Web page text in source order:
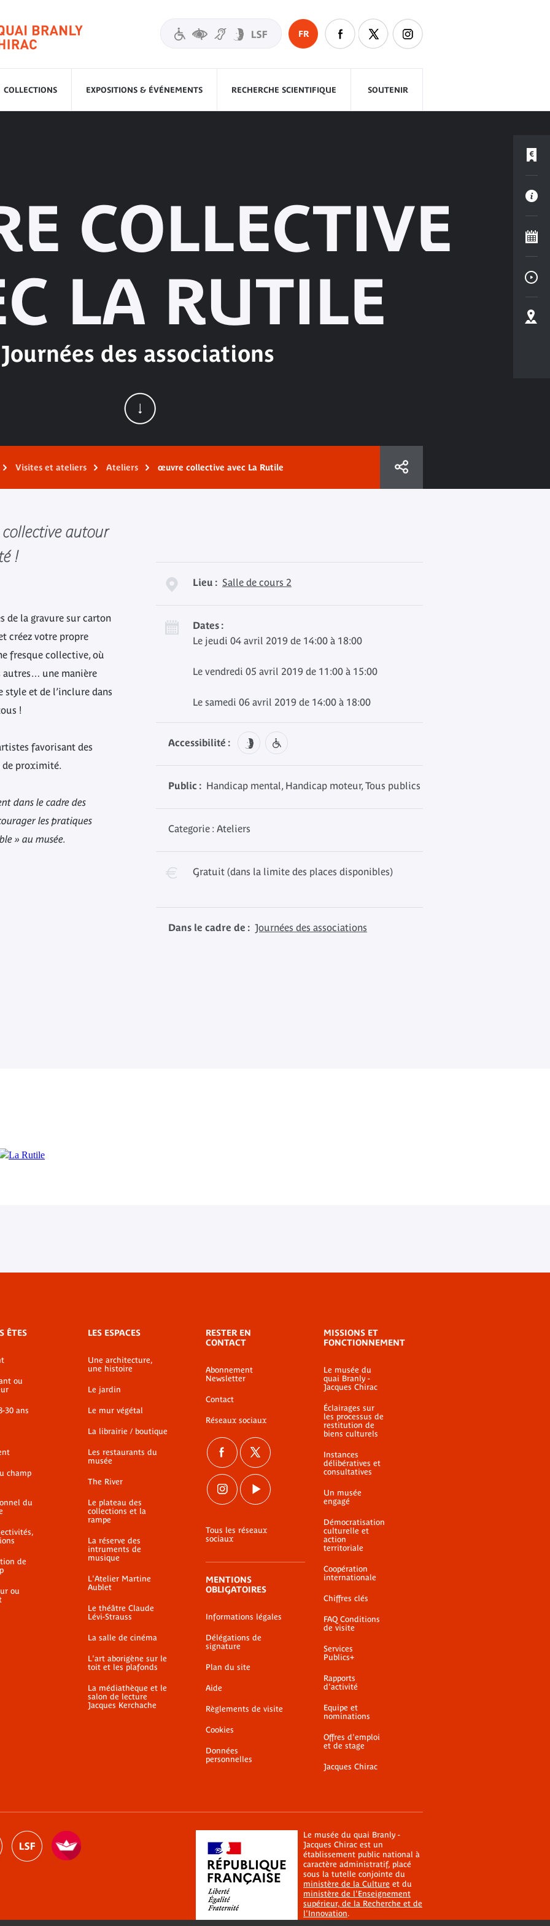
FR
COLLECTIONS EXPOSITIONS & ÉVÉNEMENTS RECHERCHE SCIENTIFIQUE SOUTENIR
COLLECTIVE
LA RUTILE
Journées des associations
Visites et ateliers Ateliers œuvre collective avec La Rutile
autour
!
de la gravure sur carton
créez votre propre
fresque collective, où
autres… une manière
style et de l’inclure dans
!
favorisant des
proximité.
dans le cadre des
les pratiques
» au musée.
Lieu : Salle de cours 2
Dates :
Le jeudi 04 avril 2019 de 14:00 à 18:00
Le vendredi 05 avril 2019 de 11:00 à 15:00
Le samedi 06 avril 2019 de 14:00 à 18:00
Accessibilité :
Public : Handicap mental, Handicap moteur, Tous publics
Categorie : Ateliers
Gratuit (dans la limite des places disponibles)
Dans le cadre de : Journées des associations
ÊTES
ou
30 ans
champ
du
de
ou
LES ESPACES
Une architecture,
une histoire
Le jardin
Le mur végétal
La librairie / boutique
Les restaurants du
musée
The River
Le plateau des
collections et la
rampe
La réserve des
intruments de
musique
L'Atelier Martine
Aublet
Le théâtre Claude
Lévi-Strauss
La salle de cinéma
L'art aborigène sur le
toit et les plafonds
La médiathèque et le
salon de lecture
Jacques Kerchache
RESTER EN
CONTACT
Abonnement
Newsletter
Contact
Réseaux sociaux
Tous les réseaux
sociaux
MENTIONS
OBLIGATOIRES
Informations légales
Délégations de
signature
Plan du site
Aide
Règlements de visite
Cookies
Données
personnelles
MISSIONS ET
FONCTIONNEMENT
Le musée du
quai Branly -
Jacques Chirac
Éclairages sur
les processus de
restitution de
biens culturels
Instances
délibératives et
consultatives
Un musée
engagé
Démocratisation
culturelle et
action
territoriale
Coopération
internationale
Chiffres clés
FAQ Conditions
de visite
Services
Publics+
Rapports
d'activité
Equipe et
nominations
Offres d'emploi
et de stage
Jacques Chirac
Le musée du quai Branly -
Jacques Chirac est un
établissement public national à
caractère administratif, placé
sous la tutelle conjointe du
ministère de la Culture et du
ministère de l'Enseignement
supérieur, de la Recherche et de
l'Innovation.